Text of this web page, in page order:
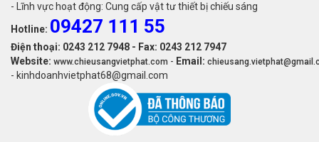
- Lĩnh vực hoạt động: Cung cấp vật tư thiết bị chiếu sáng
Hotline: 09427 111 55
Điện thoại: 0243 212 7948 - Fax: 0243 212 7947
Website: www.chieusangvietphat.com - Email:
- kinhdoanhvietphat68@gmail.com